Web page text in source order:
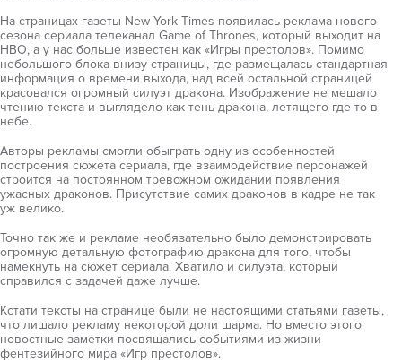
На страницах газеты New York Times появилась реклама нового
сезона сериала телеканал Game of Thrones, который выходит на
HBO, а у нас больше известен как «Игры престолов». Помимо
небольшого блока внизу страницы, где размещалась стандартная
информация о времени выхода, над всей остальной страницей
красовался огромный силуэт дракона. Изображение не мешало
чтению текста и выглядело как тень дракона, летящего где-то в
небе.
Авторы рекламы смогли обыграть одну из особенностей
построения сюжета сериала, где взаимодействие персонажей
строится на постоянном тревожном ожидании появления
ужасных драконов. Присутствие самих драконов в кадре не так
уж велико.
Точно так же и рекламе необязательно было демонстрировать
огромную детальную фотографию дракона для того, чтобы
намекнуть на сюжет сериала. Хватило и силуэта, который
справился с задачей даже лучше.
Кстати тексты на странице были не настоящими статьями газеты,
что лишало рекламу некоторой доли шарма. Но вместо этого
новостные заметки посвящались событиями из жизни
фентезийного мира «Игр престолов».